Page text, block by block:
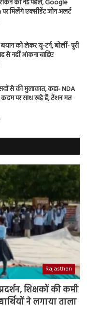
की नई पहल, Google
मिलेंगे एक्सीडेंट जोन अलर्ट
को लेकर यू-टर्न, बोलीं- पूरी
से नहीं आंकना चाहिए
से की मुलाकात, कहा- NDA
कदम पर साथ खड़े हैं, टेंशन मत
Rajasthan
शिक्षकों की कमी
ने लगाया ताला